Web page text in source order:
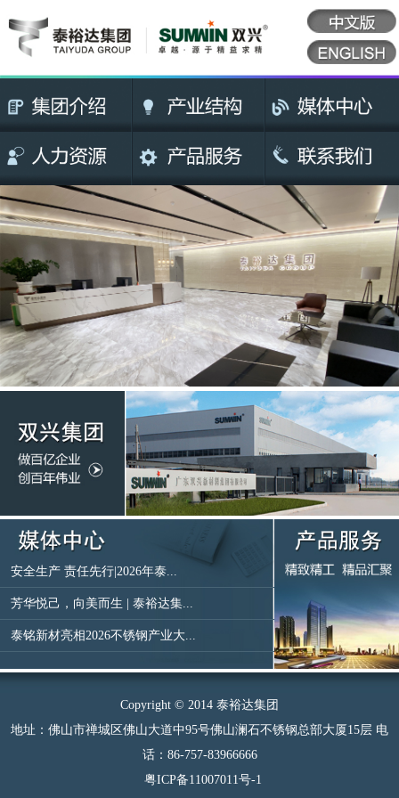
安全生产 责任先行|2026年泰...
芳华悦己，向美而生 | 泰裕达集...
泰铭新材亮相2026不锈钢产业大...
Copyright © 2014 泰裕达集团
地址：佛山市禅城区佛山大道中95号佛山澜石不锈钢总部大厦15层 电
话：86-757-83966666
粤ICP备11007011号-1